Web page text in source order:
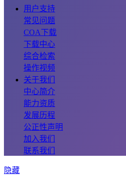
用户支持
常见问题
COA下载
下载中心
综合检索
操作视频
关于我们
中心简介
能力资质
发展历程
公正性声明
加入我们
联系我们
隐藏